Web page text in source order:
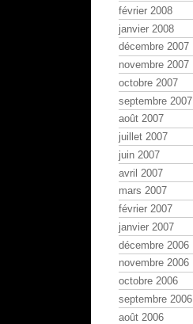
février 2008
janvier 2008
décembre 2007
novembre 2007
octobre 2007
septembre 2007
août 2007
juillet 2007
juin 2007
avril 2007
mars 2007
février 2007
janvier 2007
décembre 2006
novembre 2006
octobre 2006
septembre 2006
août 2006